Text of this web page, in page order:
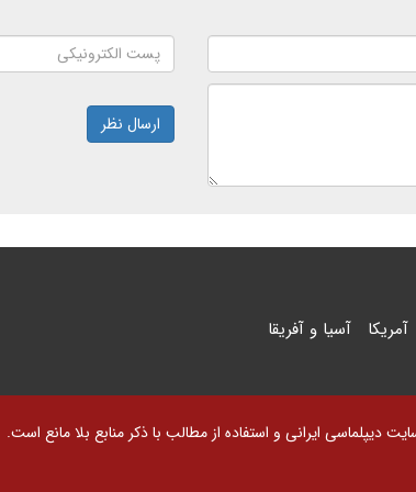
ارسال نظر
آمریکا آسیا و آفریقا
دیپلماسی ایرانی و استفاده از مطالب با ذکر منابع بلا مانع است.